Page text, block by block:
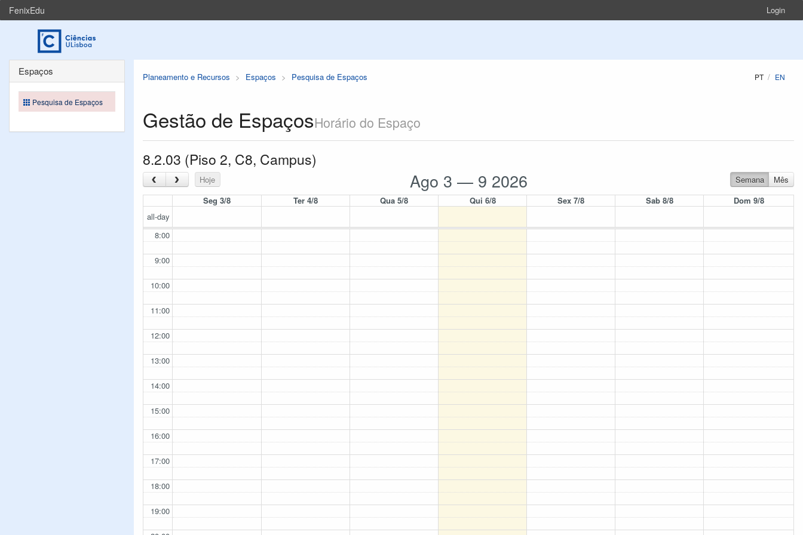
FenixEdu Login
Planeamento e Recursos Espaços Pesquisa de Espaços PT EN
Gestão de EspaçosHorário do Espaço
8.2.03 (Piso 2, C8, Campus)
‹ › Hoje Ago 3 — 9 2026 Semana
Mês
Seg 3/8
Ter 4/8 Qua 5/8 Qui 6/8 Sex 7/8 Sab 8/8
Dom 9/8
all-day
8:00
9:00
10:00
11:00
12:00
13:00
14:00
15:00
16:00
17:00
18:00
19:00
Espaços
Pesquisa de Espaços